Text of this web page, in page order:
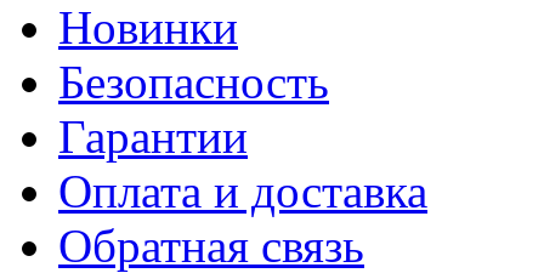
Новинки
Безопасность
Гарантии
Оплата и доставка
Обратная связь